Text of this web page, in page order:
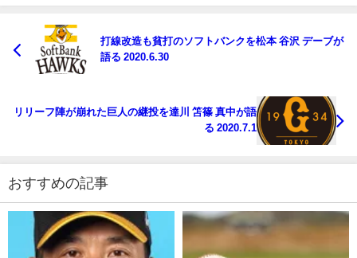
打線改造も貧打のソフトバンクを松本 谷沢 デーブが
語る 2020.6.30
リリーフ陣が崩れた巨人の継投を達川 笘篠 真中が語
る 2020.7.1
おすすめの記事